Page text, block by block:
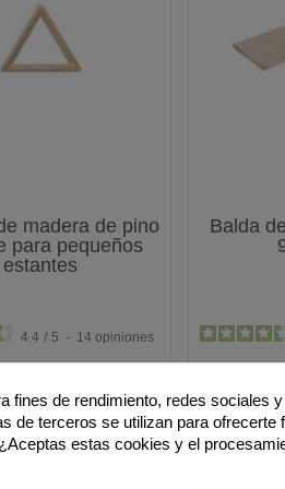
madera de pino
para pequeños
estantes
4.4 / 5 - 14 opiniones
6,72 €
Balda
fines de rendimiento, redes sociales
de terceros se utilizan para ofrecerte
estas cookies y el